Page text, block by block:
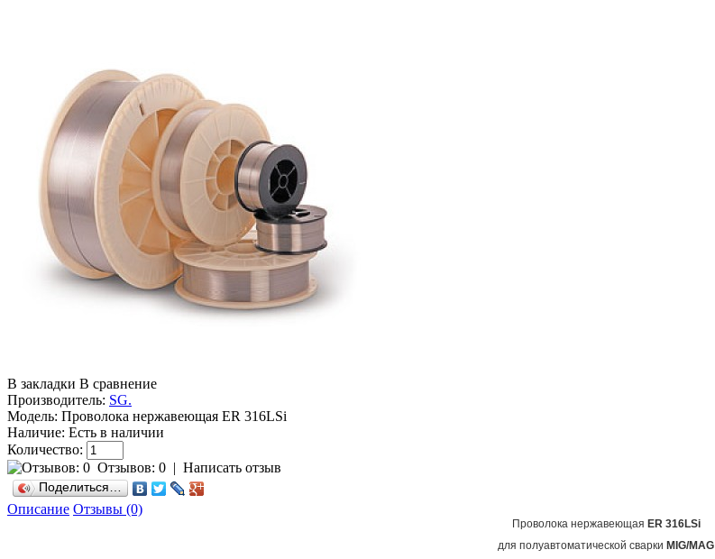
В закладки В сравнение
Производитель: SG.
Модель: Проволока нержавеющая ER 316LSi
Наличие: Есть в наличии
Количество:
Отзывов: 0 | Написать отзыв
Поделиться…
Описание Отзывы (0)
Проволока нержавеющая ER 316LSi
для полуавтоматической сварки MIG/MAG